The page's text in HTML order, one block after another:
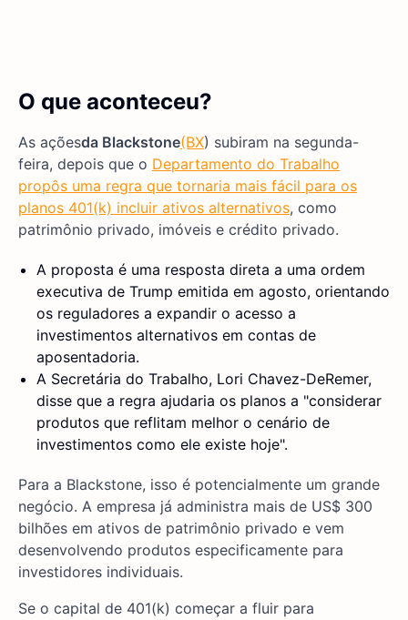
O que aconteceu?
As açõesda Blackstone(BX) subiram na segunda-
feira, depois que o Departamento do Trabalho
propôs uma regra que tornaria mais fácil para os
planos 401(k) incluir ativos alternativos, como
patrimônio privado, imóveis e crédito privado.
A proposta é uma resposta direta a uma ordem
executiva de Trump emitida em agosto, orientando
os reguladores a expandir o acesso a
investimentos alternativos em contas de
aposentadoria.
A Secretária do Trabalho, Lori Chavez-DeRemer,
disse que a regra ajudaria os planos a "considerar
produtos que reflitam melhor o cenário de
investimentos como ele existe hoje".
Para a Blackstone, isso é potencialmente um grande
negócio. A empresa já administra mais de US$ 300
bilhões em ativos de patrimônio privado e vem
desenvolvendo produtos especificamente para
investidores individuais.
Se o capital de 401(k) começar a fluir para